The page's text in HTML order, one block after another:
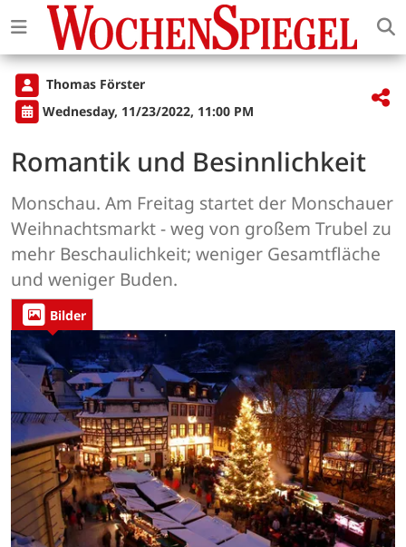
Thomas Förster
Wednesday, 11/23/2022, 11:00 PM
Romantik und Besinnlichkeit
Monschau. Am Freitag startet der Monschauer
Weihnachtsmarkt - weg von großem Trubel zu
mehr Beschaulichkeit; weniger Gesamtfläche
und weniger Buden.
Bilder